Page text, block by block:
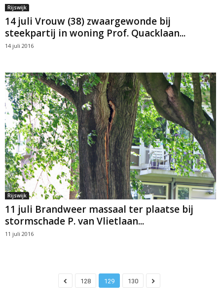
Rijswijk
14 juli Vrouw (38) zwaargewonde bij
steekpartij in woning Prof. Quacklaan...
14 juli 2016
Rijswijk
11 juli Brandweer massaal ter plaatse bij
stormschade P. van Vlietlaan...
11 juli 2016
128 129 130